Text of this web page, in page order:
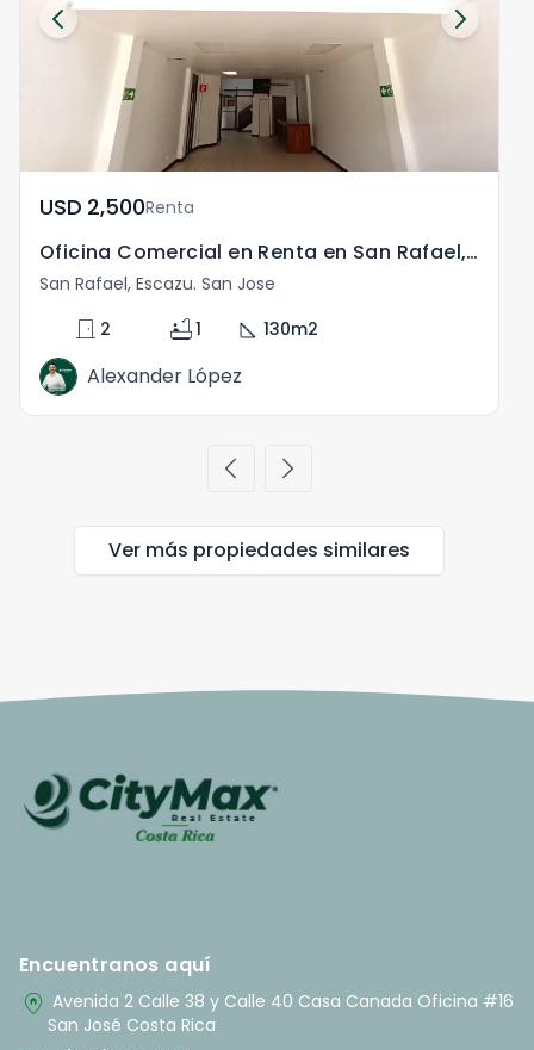
USD	2,500Renta
Oficina Comercial en Renta en San Rafael, Escazú, San José
San Rafael, Escazu. San Jose
door_front 2 bathtub1 square_foot 130m2
Alexander López
chevron_left chevron_right
Ver más propiedades similares
Encuentranos aquí
home_pin Avenida 2 Calle 38 y Calle 40 Casa Canada Oficina #16
San José Costa Rica